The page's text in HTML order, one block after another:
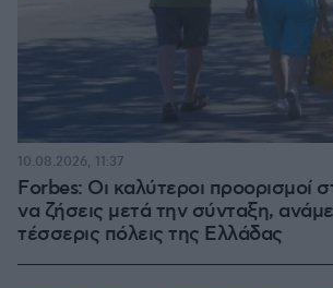
Forbes: Οι καλύτεροι προορισμοί
να ζήσεις μετά την σύνταξη,
τέσσερις πόλεις της Ελλάδας
10.08.2026, 11:37